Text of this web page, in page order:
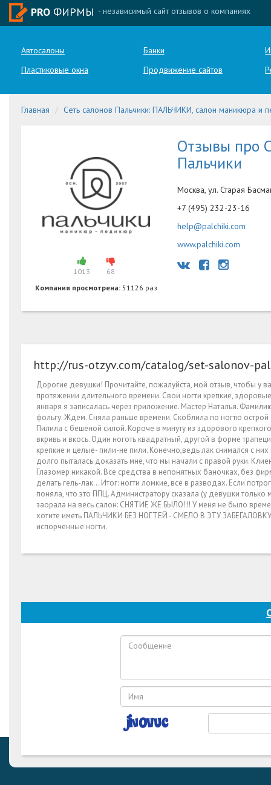
PRO ФИРМЫ - независимый сайт отзывов о компаниях
Автосалоны Банки
Пластиковые окна
Продвижение сайтов
Главная Сеть салонов Пальчики: ПАЛЬЧИКИ, салон маникюра и
1013
68
Компания просмотрена:51126 раз
Отзывы про
Пальчики
Москва, ул. Старая
+7 (495) 232-23-16
help@palchiki.com
www.palchiki.com
http://rus-otzyv.com/catalog/set-salonov-
Дорогие девушки! Прочитайте, пожалуйста, мой отзыв, чтобы у
протяжении длительного времени. Свои ногти крепкие,
января я записалась через приложение. Мастер Наталья.
фольгу. Ждем. Сняла раньше времени. Скоблила по ногтю
Пилила с бешеной силой. Короче в минуту из здорового
вкривь и вкось. Один ноготь квадратный, другой в форме
крепкие и целые- пили-не пили. Конечно,ведь лак снимался с
долго пыталась доказать мне, что мы начали с правой руки.
Глазомер никакой. Все средства в непонятных баночках, без
делать гель-лак... Итог: ногти ломкие, все в разводах. Если
поняла, что это ППЦ. Администратору сказала (у девушки
заорала на весь салон: СНЯТИЕ ЖЕ БЫЛО!!! У меня не было
хотите иметь ПАЛЬЧИКИ БЕЗ НОГТЕЙ - СМЕЛО В ЭТУ ЗАБЕГАЛОВКУ.
испорченные ногти.